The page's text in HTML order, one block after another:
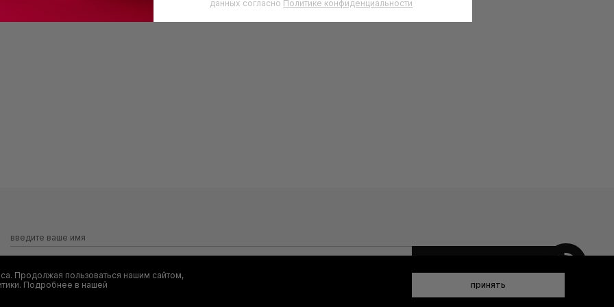
Я даю согласие на сбор, обработку и хранение моих персональных данных (имя, email, телефон) для получения рекламных и
Политикой конфиденциальности
Продолжая пользоваться нашим сайтом,
Подробнее в нашей
принять
данных согласно Политике конфиденциальности